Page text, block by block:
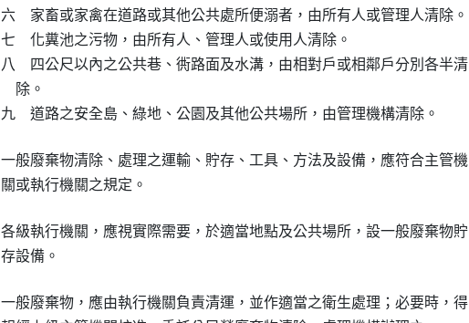
六　家畜或家禽在道路或其他公共處所便溺者，由所有人或管理人清除。
七　化糞池之污物，由所有人、管理人或使用人清除。
八　四公尺以內之公共巷、衖路面及水溝，由相對戶或相鄰戶分別各半清
    除。
一般廢棄物清除、處理之運輸、貯存、工具、方法及設備，應符合主管機
各級執行機關，應視實際需要，於適當地點及公共場所，設一般廢棄物貯
一般廢棄物，應由執行機關負責清運，並作適當之衛生處理；必要時，得